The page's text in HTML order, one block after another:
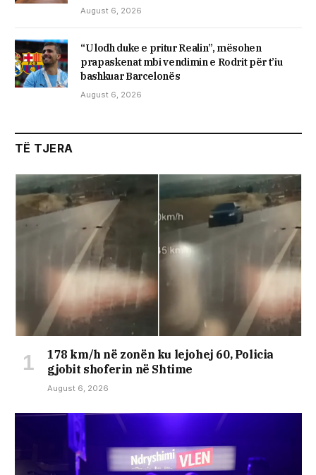
August 6, 2026
“U lodh duke e pritur Realin”, mësohen
prapaskenat mbi vendimin e Rodrit për t’iu
bashkuar Barcelonës
August 6, 2026
TË TJERA
178 km/h në zonën ku lejohej 60, Policia
gjobit shoferin në Shtime
August 6, 2026